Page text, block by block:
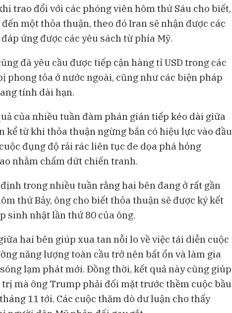
trao đổi với các phóng viên hôm thứ Sáu cho biết,
một thỏa thuận, theo đó Iran sẽ nhận được các
ứng được các yêu sách từ phía Mỹ.
đã yêu cầu được tiếp cận hàng tỉ USD trong các
phong tỏa ở nước ngoài, cũng như các biện pháp
tính dài hạn.
của nhiều tuần đàm phán gián tiếp kéo dài giữa
kể từ khi thỏa thuận ngừng bắn có hiệu lực vào đầu
đụng độ rải rác liên tục đe dọa phá hỏng
nhằm chấm dứt chiến tranh.
trong nhiều tuần rằng hai bên đang ở rất gần
thứ Bảy, ông cho biết thỏa thuận sẽ được ký kết
sinh nhật lần thứ 80 của ông.
hai bên giúp xua tan nỗi lo về việc tái diễn cuộc
năng lượng toàn cầu trở nên bất ổn và làm gia
lạm phát mới. Đồng thời, kết quả này cũng giúp
mà ông Trump phải đối mặt trước thềm cuộc bầu
11 tới. Các cuộc thăm dò dư luận cho thấy